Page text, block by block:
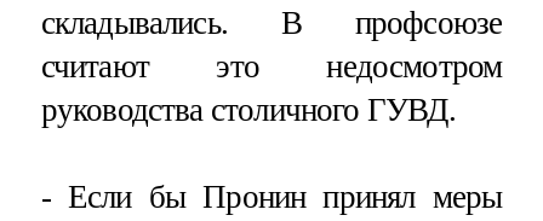
складывались. В профсоюзе
считают это недосмотром
руководства столичного ГУВД.
- Если бы Пронин принял меры